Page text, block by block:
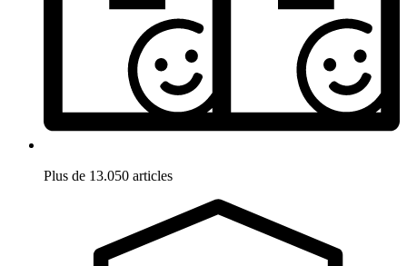
Plus de 13.050 articles